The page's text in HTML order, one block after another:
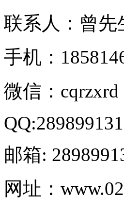
联系人：曾先
手机：
微信：cqrzxrd
邮箱:
网址：